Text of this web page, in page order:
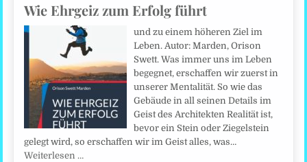
Wie Ehrgeiz zum Erfolg führt
und zu einem höheren Ziel im
Leben. Autor: Marden, Orison
Swett. Was immer uns im Leben
begegnet, erschaffen wir zuerst in
unserer Mentalität. So wie das
Gebäude in all seinen Details im
Geist des Architekten Realität ist,
bevor ein Stein oder Ziegelstein
gelegt wird, so erschaffen wir im Geist alles, was…
Weiterlesen …